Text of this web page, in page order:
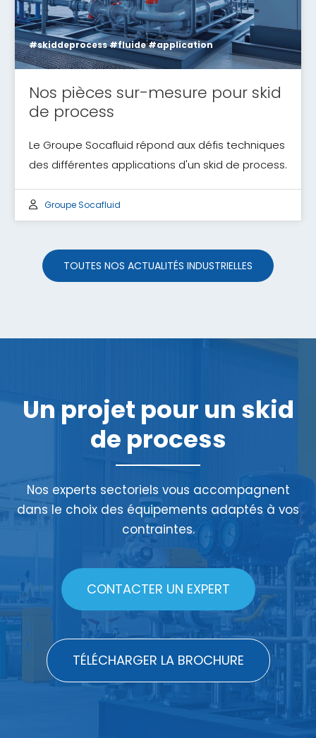
#skiddeprocess #fluide #application
Nos pièces sur-mesure pour skid
de process
Le Groupe Socafluid répond aux défis techniques
des différentes applications d'un skid de process.
Groupe Socafluid
TOUTES NOS ACTUALITÉS INDUSTRIELLES
Un projet pour un skid
de process
Nos experts sectoriels vous accompagnent
dans le choix des équipements adaptés à vos
contraintes.
CONTACTER UN EXPERT
TÉLÉCHARGER LA BROCHURE